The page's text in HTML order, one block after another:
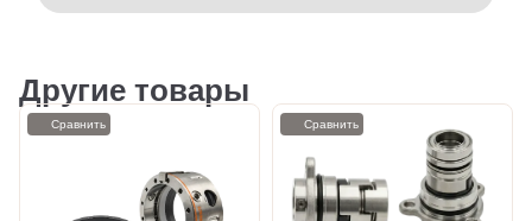
Другие товары
Сравнить Сравнить